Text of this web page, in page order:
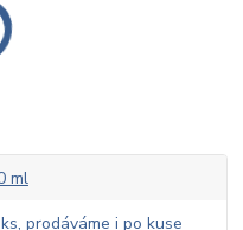
ml
prodáváme i po kuse